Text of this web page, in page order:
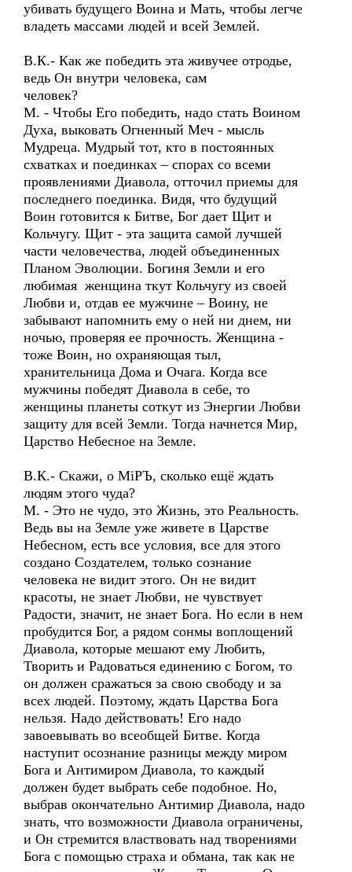
убивать будущего Воина и Мать, чтобы легче
владеть массами людей и всей Землей.
В.К.- Как же победить эта живучее отродье,
ведь Он внутри человека, сам
человек?
М. - Чтобы Его победить, надо стать Воином
Духа, выковать Огненный Меч - мысль
Мудреца. Мудрый тот, кто в постоянных
схватках и поединках – спорах со всеми
проявлениями Диавола, отточил приемы для
последнего поединка. Видя, что будущий
Воин готовится к Битве, Бог дает Щит и
Кольчугу. Щит - эта защита самой лучшей
части человечества, людей объединенных
Планом Эволюции. Богиня Земли и его
любимая женщина ткут Кольчугу из своей
Любви и, отдав ее мужчине – Воину, не
забывают напомнить ему о ней ни днем, ни
ночью, проверяя ее прочность. Женщина -
тоже Воин, но охраняющая тыл,
хранительница Дома и Очага. Когда все
мужчины победят Диавола в себе, то
женщины планеты соткут из Энергии Любви
защиту для всей Земли. Тогда начнется Мир,
Царство Небесное на Земле.
В.К.- Скажи, о МiРЪ, сколько ещё ждать
людям этого чуда?
М. - Это не чудо, это Жизнь, это Реальность.
Ведь вы на Земле уже живете в Царстве
Небесном, есть все условия, все для этого
создано Создателем, только сознание
человека не видит этого. Он не видит
красоты, не знает Любви, не чувствует
Радости, значит, не знает Бога. Но если в нем
пробудится Бог, а рядом сонмы воплощений
Диавола, которые мешают ему Любить,
Творить и Радоваться единению с Богом, то
он должен сражаться за свою свободу и за
всех людей. Поэтому, ждать Царства Бога
нельзя. Надо действовать! Его надо
завоевывать во всеобщей Битве. Когда
наступит осознание разницы между миром
Бога и Антимиром Диавола, то каждый
должен будет выбрать себе подобное. Но,
выбрав окончательно Антимир Диавола, надо
знать, что возможности Диавола ограничены,
и Он стремится властвовать над творениями
Бога с помощью страха и обмана, так как не